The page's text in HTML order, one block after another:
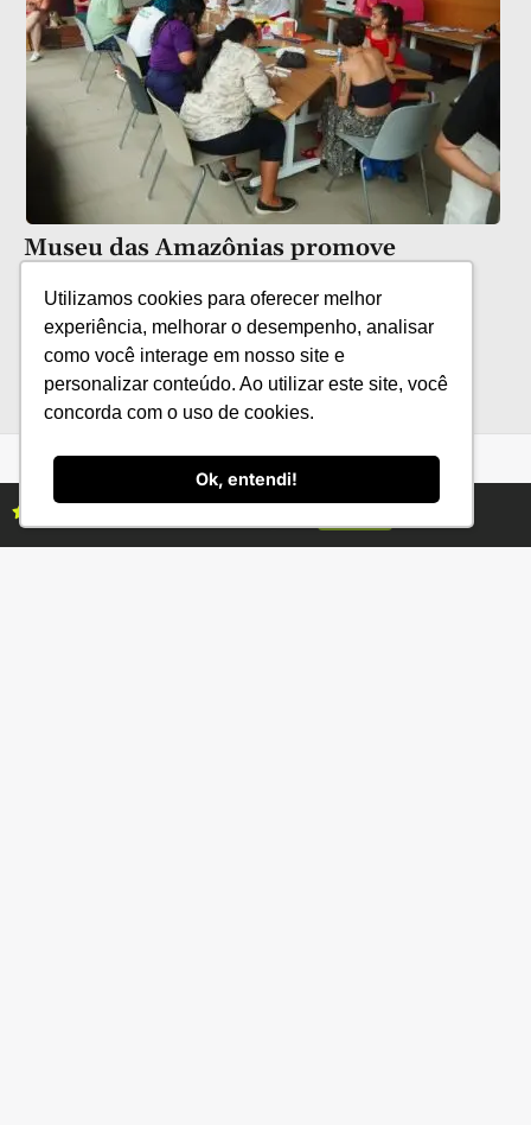
Utilizamos cookies para oferecer melhor
experiência, melhorar o desempenho, analisar
como você interage em nosso site e
personalizar conteúdo. Ao utilizar este site, você
concorda com o uso de cookies.
Ok, entendi!
Museu das Amazônias promove
agosto
Links úteis
Conteúdo Grãos
Florestas Hortifrúti
Categorias Eventos
Economia Institucional